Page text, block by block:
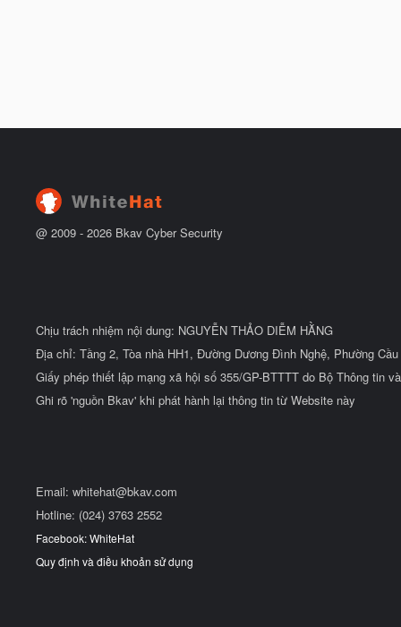
@ 2009 - 2026 Bkav Cyber Security
Chịu trách nhiệm nội dung: NGUYỄN THẢO DIỄM HẰNG
Địa chỉ: Tầng 2, Tòa nhà HH1, Đường Dương Đình Nghệ, Phường
Giấy phép thiết lập mạng xã hội số 355/GP-BTTTT do Bộ Thông tin
Ghi rõ 'nguồn Bkav' khi phát hành lại thông tin từ Website này
Email: whitehat@bkav.com
Hotline: (024) 3763 2552
Facebook: WhiteHat
Quy định và điều khoản sử dụng